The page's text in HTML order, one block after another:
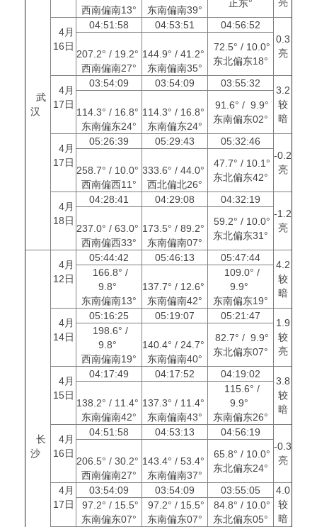
武
汉
西南偏南13°
东南偏南39°
正东°
4月
16日
04:51:58 04:53:51
04:56:52
0.3
亮
207.2° / 19.2°
西南偏南27°
144.9° / 41.2°
东南偏南35°
72.5° / 10.0°
东北偏东18°
4月
17日
03:54:09 03:54:09 03:55:32
3.2
较
暗
114.3° / 16.8°
东南偏东24°
114.3° / 16.8°
东南偏东24°
91.6° / 9.9°
东南偏东02°
4月
17日
05:26:39 05:29:43
05:32:46
-0.2
亮
258.7° / 10.0°
西南偏西11°
333.6° / 44.0°
西北偏北26°
47.7° / 10.1°
东北偏东42°
4月
18日
04:28:41 04:29:08
04:32:19
-1.2
亮
237.0° / 63.0°
西南偏西33°
173.5° / 89.2°
东南偏南07°
59.2° / 10.0°
东北偏东31°
长
沙
4月
12日
05:44:42 05:46:13 05:47:44
4.2
较
暗
166.8° /
9.8°
东南偏南13°
137.7° / 12.6°
东南偏南42°
109.0° /
9.9°
东南偏东19°
4月
14日
05:16:25 05:19:07 05:21:47
1.9
较
亮
198.6° /
9.8°
西南偏南19°
140.4° / 24.7°
东南偏南40°
82.7° / 9.9°
东北偏东07°
4月
15日
04:17:49 04:17:52 04:19:02
3.8
较
暗
138.2° / 11.4°
东南偏南42°
137.3° / 11.4°
东南偏南43°
115.6° /
9.9°
东南偏东26°
4月
16日
04:51:58 04:53:13
04:56:19
-0.3
亮
206.5° / 30.2°
西南偏南27°
143.4° / 53.4°
东南偏南37°
65.8° / 10.0°
东北偏东24°
4月
17日
03:54:09 03:54:09 03:55:05
4.0
较
暗
97.2° / 15.5°
东南偏东07°
97.2° / 15.5°
东南偏东07°
84.8° / 10.0°
东北偏东05°